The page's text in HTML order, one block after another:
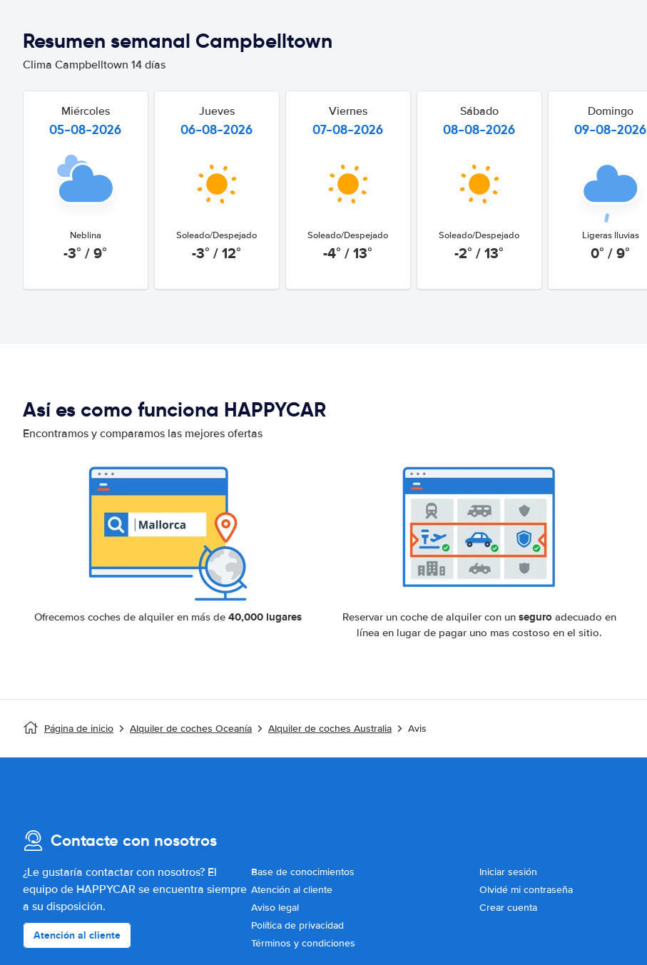
Resumen semanal Campbelltown
Clima Campbelltown 14 días
Miércoles
05-08-2026
Neblina
-3° / 9°
Jueves
06-08-2026
Soleado/Despejado
-3° / 12°
Viernes
07-08-2026
Soleado/Despejado
-4° / 13°
Sábado
08-08-2026
Soleado/Despejado
-2° / 13°
Domingo
09-08-2026
Ligeras lluvias
0° / 9°
Así es como funciona HAPPYCAR
Encontramos y comparamos las mejores ofertas
Ofrecemos coches de alquiler en más de 40,000 lugares Reservar un coche de alquiler con un seguro adecuado en
línea en lugar de pagar uno mas costoso en el sitio.
Página de inicio Alquiler de coches Oceanía Alquiler de coches Australia Avis
Contacte con nosotros
¿Le gustaría contactar con nosotros? El
equipo de HAPPYCAR se encuentra siempre
a su disposición.
Atención al cliente
Base de conocimientos
Atención al cliente
Aviso legal
Política de privacidad
Términos y condiciones
Iniciar sesión
Olvidé mi contraseña
Crear cuenta